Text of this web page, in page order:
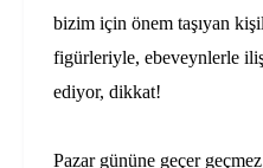
bizim için önem taşıyan
figürleriyle, ebeveynlerle
ediyor, dikkat!
Pazar gününe geçer